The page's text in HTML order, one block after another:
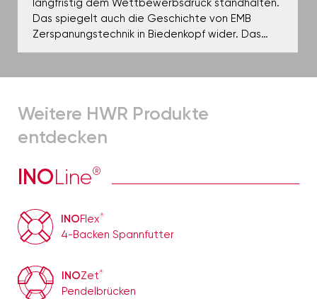
langfristig dem Wettbewerbsdruck standhalten.
Das spiegelt auch die Geschichte von EMB
Zerspanungstechnik in Biedenkopf wider. Das…
Weitere HWR Produkte
entdecken
INOLine®
INOFlex®
4-Backen Spannfutter
INOZet®
Pendelbrücken